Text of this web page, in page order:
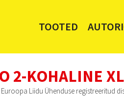
TOOTED
2-KOHALINE
Euroopa Liidu Ühenduse registreeritud